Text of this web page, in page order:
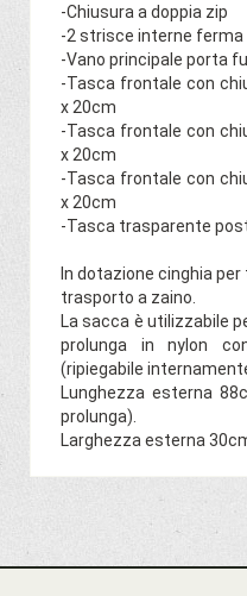
-Chiusura a doppia zip
-2 strisce interne
-Vano principale porta
-Tasca frontale con
x 20cm
-Tasca frontale con
x 20cm
-Tasca frontale con
x 20cm
-Tasca trasparente
In dotazione cinghia
trasporto a zaino.
La sacca è utilizzabile
prolunga in nylon
(ripiegabile
Lunghezza esterna
prolunga).
Larghezza esterna